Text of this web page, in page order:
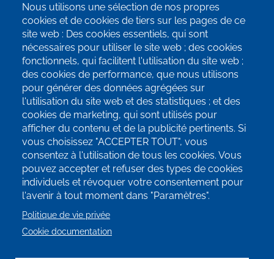
info@terrae-agroecologie.be
Inscrivez-vous à notre newsletter!
SUIVEZ-NOUS SUR LES RÉSEAUX
SOCIAUX!
Nous utilisons une sélection de nos propres
cookies et de cookies de tiers sur les pages de ce
site web : Des cookies essentiels, qui sont
nécessaires pour utiliser le site web ; des cookies
fonctionnels, qui facilitent l'utilisation du site web ;
des cookies de performance, que nous utilisons
pour générer des données agrégées sur
l'utilisation du site web et des statistiques ; et des
cookies de marketing, qui sont utilisés pour
afficher du contenu et de la publicité pertinents. Si
vous choisissez "ACCEPTER TOUT", vous
consentez à l'utilisation de tous les cookies. Vous
pouvez accepter et refuser des types de cookies
individuels et révoquer votre consentement pour
l'avenir à tout moment dans "Paramètres".
Politique de vie privée
Cookie documentation